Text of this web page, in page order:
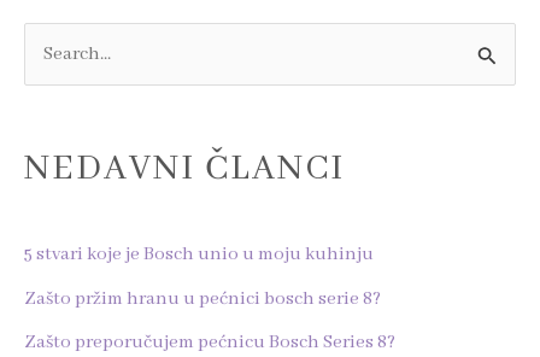
r
h
f
o
NEDAVNI ČLANCI
5 stvari koje je Bosch unio u moju kuhinju
Zašto pržim hranu u pećnici bosch serie 8?
Zašto preporučujem pećnicu Bosch Series 8?